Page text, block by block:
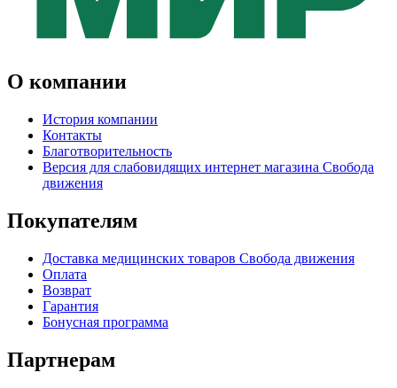
О компании
История компании
Контакты
Благотворительность
Версия для слабовидящих интернет магазина Свобода
движения
Покупателям
Доставка медицинских товаров Свобода движения
Оплата
Возврат
Гарантия
Бонусная программа
Партнерам